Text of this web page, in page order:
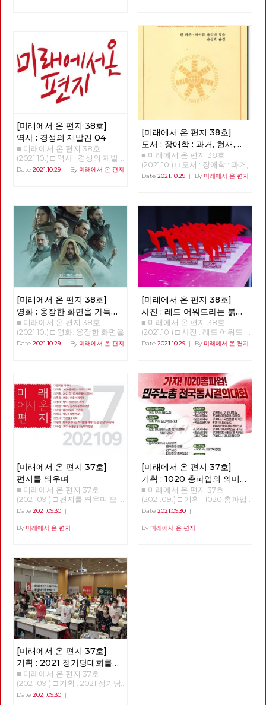
동자 한분이 민주노총 춘천지부
사무실로 당시 지부장이었던 나
를 찾아왔다. 버스의 노동 환경
을 바꾸고 싶다는 거였다. 그러
기 위해서는 지금의 어용노조가
아닌 민주노조로 조직을 변경하
고 싶다는 거였고 우리는 힘을
버스회사의 파산 57년의 춘천시
의 독점 자본이고 토호 세력인
시내버스 경영진은 부패와 방만
경영, 공무원들에 도덕적 헤이로
파산하게 되었고 노동자들은 아
스팔트 투쟁을 할 수밖에 없었
놓을 수 없다는 판단으로 지방선
거 시장 후보들에게 완전 공영제
를 요구했고 지방 자치 선거가
이루어진 이후 최초로 민주당으
로 정권이 교체되었다. 더불어
민주당 소속 이재수 씨가 “교통
천국 춘천시”를 만들겠다며 시
장에 당선되었다. 그러나 폭망
한 시내버스 해결 방법은 우리와
너무 달랐다. 검증도 되지 않은
179만원의 자본금을 가진 춘천
녹색시민협동조합에 73억 짜리
회사를 던져주고 경영 능력과 자
본금도 없는 협동조합을 위해
43억의 차고지를 매입하여 저리
녹색 협동조합은 나머지 자본금
30억도 대출과 사채로 충당하
다 1년도 운영 못하고 경영 포기
선언을 하였다. 지금은 또다시
완전 자본 잠식이 되어 오늘 망
해도 할 말 없는 회사로 만들어
놨다. 나는 단언한다. 시내버스
화적으로 디자인해야 한다. 이를
위해서는 수익을 목적으로 하는
민간 자본으로는 이룰 수 없고,
춘천시가 직접 운영하는 완전 공
영제가 필요하다. 우리는 이를
위하여 지난 4년을 줄기차게 싸
워왔다. 이젠 그 결실을 보려 한
결과 공영제 찬성 57%, 준공영
제 23%, 민영제 18%로 공영제
찬성이 압도적으로 높았다. 그리
고 지난 9월 3일 시민주권위원
회는 춘천시내버스 운영 방식을
완전 공영제로 운영할 것을 이재
수 춘천시장에게 권고하였다.
노동당 춘천당협이 선두에서 서
서 “춘천시내버스 문제해결과
완전 공영제를 위한 시민대책위
원회”를 20개의 단체로 구성하
고 일관성을 가지고 노력한 결과
이다. 그럼에도 춘천시는 아직
공영제의 로드맵을 밝히고 있지
않다. 대책위는 10월 25일 성명
루, 단 한 시간이라도 제가 일했
던 일터로 돌아가는 것이 명예
다. 다시 나와야 하는 현실이지
만. 지금은 오로지 남은 세 사람,
세 동지의 복직이 나에게는 가장
큰 숙제다.” - 안보영, 정상천 편
[미래에서 온 편지 38호]
역사 : 경성의 재발견 04
■ 미래에서 온 편지 38호
(2021.10.) □ 역사 : 경성의 재발
견 04 >>>>>>>>> 업로드 준비
Date 2021.10.29 | By 미래에서 온 편지
[미래에서 온 편지 38호]
도서 : 장애학 : 과거, 현재,
미래(1)
■ 미래에서 온 편지 38호
(2021.10.) □ 도서 : 장애학 : 과거,
현재, 미래 장애 해방의 화두, '장
체성을 중심으로 한 자각과 계급
적 해방에 있지 않고, 철저하게
사회사업의 “대상”중의 하나로
인식되면서 시작되었다. “요람
에서 무덤까지”라는 구호가 생
긴 2차 세계대전 후의 영국이 마
치 복지(welfare)가, 고아를 비
롯한 유가족, 전상자들, 그리고
전쟁피폐로 인한 가난까지 해결
할 요결처럼 확산되었듯이, 6.25
전쟁이 만들어 낸 문제의 해결
을, 대전이후 많은 나라들이 시
도했던 “사회사업”이라는 체계
를 이용했던 것이다. 그래서 우
던 것이며, 이 시기의 한국사회
에는 “복지”라는 개념조차 존재
하지 않았다. 한편 우리 사회의
민중들이 군사정권과 이를 토대
로 발전한 재벌에게 계급적 자각
없이 기본권의 행사마저 빼앗기
면서 암흑의 시기를 보내고 있을
때, 유럽에서는 좌파 정당이나
정치조직에 의해 사회복지를 넘
의 하나가 될 수 있음을 공유하
고, 국가제도에 반영하고 시행하
였으며, 마침내 장애 대중 앞에
는 계급적 자각을 근간으로 한
”장애학“이 등장하게 된다. 이것
을 한군데로 모은 것이 마이클
올리버(Michael Oliver)와 렌
Date 2021.10.29| By 미래에서 온 편지
[미래에서 온 편지 38호]
영화 : 웅장한 화면을 가득
채우는 감정의 체험, 듄
■ 미래에서 온 편지 38호
(2021.10.) □ 영화: 웅장한 화면을
가득 채우는 감정의 체험, 듄 웅
제 샤담 4세의 명령으로 우주에
서 가장 중요한 재료인 스파이스
의 생산지인 아라키스 행성을 관
리하라는 명령을 받는다. 레토는
아들 폴과 첩인 레이디 제시카와
함께 아라키스 행성으로 이주하
지만, 이전 관리자인 하코넨 가
제가 명령한 수확량을 채울 수
없음을 알게 된다. 이 명령은 사
실 귀족들로부터 신망이 두터운
아트레이데스 가문을 견제하고
자 하는 황제의 음모였다. 황제
는 하코넨 가문과 비밀 협약을
난의 상태에 빠진 아트레이데스
함께 겨우 빠져나온 폴은 생존과
가문의 복수를 위해 아라키스의
원주민인 프레맨들을 찾아 황량
한 사막을 가로지르게 된다. 한
공상과학 소설 잡지에 연재되다
가 1965년 정식 출판된 공상과
학 소설 <듄>은 “<반지의 제왕>
외에는 견줄 작품이 없는 독창적
인 작품” (아서 C. 클라크), “비판
작품” (칼 세이건) 등 비평적 찬
사를 한 몸에 받은 프랭크 허버
트의 공상과학 소설이다. 높은
비평적 평가는 물론, 2천만 부 이
상이 팔린 세계에서 가장 많이
Date 2021.10.29 | By 미래에서 온 편지
[미래에서 온 편지 38호]
사진 : 레드 어워드라는 붉은
선물
■ 미래에서 온 편지 38호
(2021.10.) □ 사진 : 레드 어워드
라는 붉은 선물 안보영 편집위원
Date 2021.10.29| By 미래에서 온 편지
[미래에서 온 편지 37호]
편지를 띄우며
■ 미래에서 온 편지 37호
(2021.09.) □ 편지를 띄우며 모
두가 어디인가를 향해 열심히 달
나 속도는 제 각각이지만, 심지
니다. 어쩌면 어디로 가야하는지
모르기 때문에, 오히려 더 열심
히 달리는 것인지 모릅니다. 주
위를 둘러보면 모두가 달리고 있
고, 여하간 뒤처지면 안 된다 싶
거든요. 서서히 윤곽을 드러내고
있는 대선경주는 일견 달라 보입
니다. 적어도 당선과 집권이라는
목표가 분명해 보입니다. 하지만
이미 목적을 알 수 없는 경쟁에
지칠 대로 지쳐 있는 많은 이들
에게, 지금의 대선경주는 무의미
합니다. 결과가 드러날수록, 우
리 대부분의 삶은 나아질 것 없
이 오히려 더 나빠질 것이 분명
해질 뿐입니다. 이 의미 없는 모
Date 2021.09.30 |
By 미래에서 온 편지
[미래에서 온 편지 37호]
기획 : 1020 총파업의 의미와
과제
■ 미래에서 온 편지 37호
(2021.09.) □ 기획 : 1020 총파업
의 의미와 과제 1020총파업 자
탄이 되길... 박희은 민주노총 부
Date 2021.09.30|
By 미래에서 온 편지
[미래에서 온 편지 37호]
기획 : 2021 정기당대회를
다녀와서
■ 미래에서 온 편지 37호
(2021.09.) □ 기획 : 2021 정기당
대회를 다녀와서 고미경 광주시
Date 2021.09.30 |